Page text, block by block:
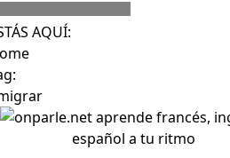
to
content
AQUÍ: